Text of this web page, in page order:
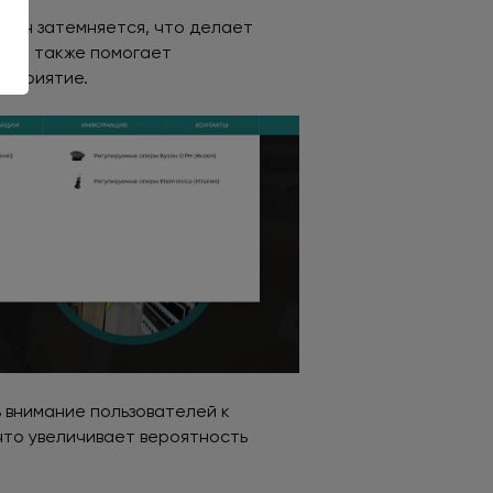
затемняется, что делает
а также помогает
пользователей к
увеличивает вероятность